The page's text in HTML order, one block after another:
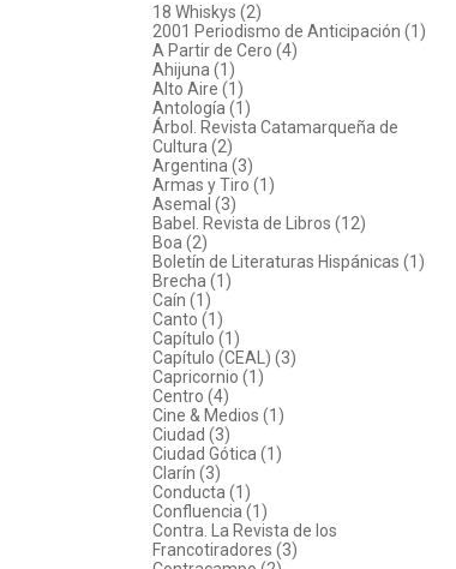
18 Whiskys (2)
2001 Periodismo de Anticipación (1)
A Partir de Cero (4)
Ahijuna (1)
Alto Aire (1)
Antología (1)
Árbol. Revista Catamarqueña de
Cultura (2)
Argentina (3)
Armas y Tiro (1)
Asemal (3)
Babel. Revista de Libros (12)
Boa (2)
Boletín de Literaturas Hispánicas (1)
Brecha (1)
Caín (1)
Canto (1)
Capítulo (1)
Capítulo (CEAL) (3)
Capricornio (1)
Centro (4)
Cine & Medios (1)
Ciudad (3)
Ciudad Gótica (1)
Clarín (3)
Conducta (1)
Confluencia (1)
Contra. La Revista de los
Francotiradores (3)